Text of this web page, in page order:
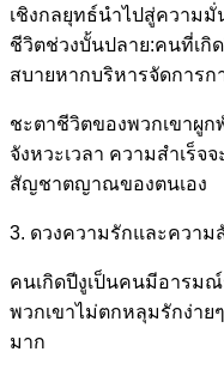
เชิงกลยุทธ์นำไปสู่ความมั่
ชีวิตช่วงบั้นปลาย:คนที่เกิ
สบายหากบริหารจัดการก
ชะตาชีวิตของพวกเขาผู
จังหวะเวลา ความสำเร็จ
สัญชาตญาณของตนเอง
3. ดวงความรักและความ
คนเกิดปีงูเป็นคนมีอารมณ์
พวกเขาไม่ตกหลุมรักง่าย
มาก